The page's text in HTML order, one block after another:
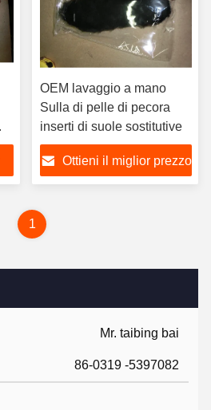
Mr. taibing bai
86-0319 -5397082
OEM lavaggio a mano
Sulla di pelle di pecora
inserti di suole sostitutive
Ottieni il miglior prezzo
1